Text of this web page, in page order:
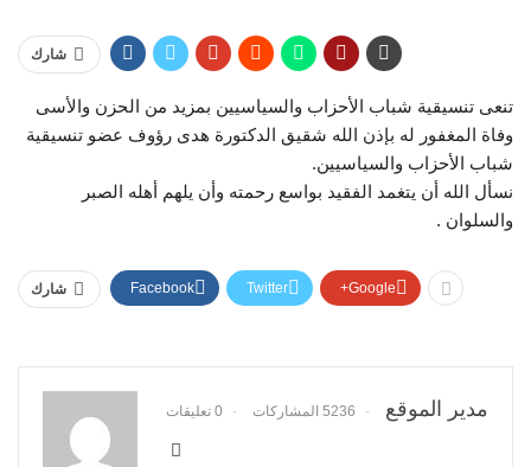
شارك
‏تنعى تنسيقية شباب الأحزاب والسياسيين بمزيد من الحزن والأسى
وفاة المغفور له بإذن الله شقيق الدكتورة هدى رؤوف عضو تنسيقية
شباب الأحزاب والسياسيين.
نسأل الله أن يتغمد الفقيد بواسع رحمته وأن يلهم أهله الصبر
والسلوان .
شارك Facebook Twitter Google+
مدير الموقع 5236 المشاركات 0 تعليقات